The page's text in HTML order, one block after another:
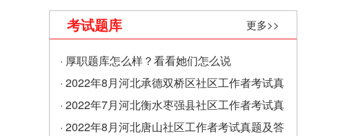
考试题库 更多>>
· 厚职题库怎么样？看看她们怎么说
· 2022年8月河北承德双桥区社区工作者考试真
题及答案（精选）
· 2022年7月河北衡水枣强县社区工作者考试真
题及答案
· 2022年8月河北唐山社区工作者考试真题及答